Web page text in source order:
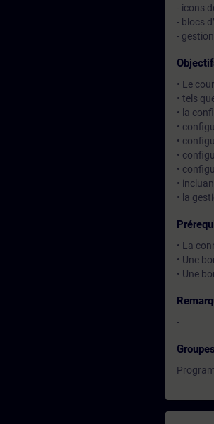
- icons
- blocs
-
• Le
• tels
• la
•
•
•
•
•
• la
• La
• Une
• Une
-